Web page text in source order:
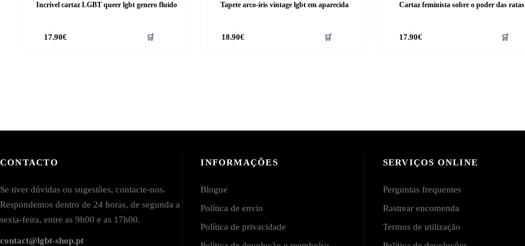
Incrível cartaz LGBT queer lgbt genero fluido
17.90€ 🛒
Tapete arco-íris vintage lgbt em aparecida
18.90€ 🛒
Cartaz feminista sobre o poder das ratas
17.90€ 🛒
CONTACTO
Se tiver dúvidas ou sugestões, contacte-nos.
Respondemos dentro de 24 horas, de segunda a
sexta-feira, entre as 9h00 e as 17h00.
contact@lgbt-shop.pt
INFORMAÇÕES
Blogue
Política de envio
Política de privacidade
SERVIÇOS ONLINE
Perguntas frequentes
Rastrear encomenda
Termos de utilização